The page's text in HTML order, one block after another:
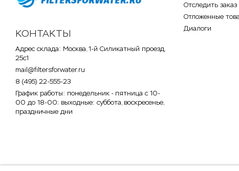
КОНТАКТЫ
Адрес склада: Москва, 1-й Силикатный проезд,
25с1
mail@filtersforwater.ru
8 (495) 22-555-23
График работы: понедельник - пятница с 10-
00 до 18-00; выходные: суббота, воскресенье,
праздничные дни
Отследить заказ
Отложенные
Диалоги